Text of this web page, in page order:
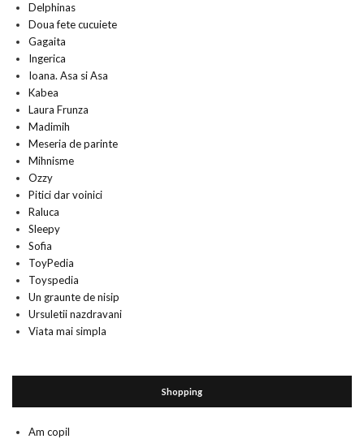
Delphinas
Doua fete cucuiete
Gagaita
Ingerica
Ioana. Asa si Asa
Kabea
Laura Frunza
Madimih
Meseria de parinte
Mihnisme
Ozzy
Pitici dar voinici
Raluca
Sleepy
Sofia
ToyPedia
Toyspedia
Un graunte de nisip
Ursuletii nazdravani
Viata mai simpla
Shopping
Am copil